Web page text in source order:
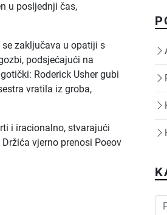
u posljednji čas,
se zaključava u opatiji s
podsjećajući na
Roderick Usher gubi
vratila iz groba,
i iracionalno, stvarajući
vjerno prenosi Poeov